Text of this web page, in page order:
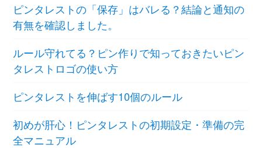
ピンタレストの「保存」はバレる？結論と通知の
有無を確認しました。
ルール守れてる？ピン作りで知っておきたいピン
タレストロゴの使い方
ピンタレストを伸ばす10個のルール
初めが肝心！ピンタレストの初期設定・準備の完
全マニュアル